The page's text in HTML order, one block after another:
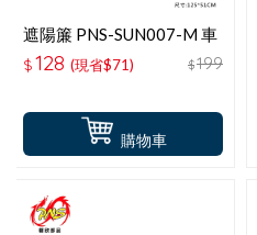
購物車
遮陽簾 PNS-SUN007-M 車
窗遮陽防蚊罩 M(轎車用)2
入
$128 (現省$71) $199